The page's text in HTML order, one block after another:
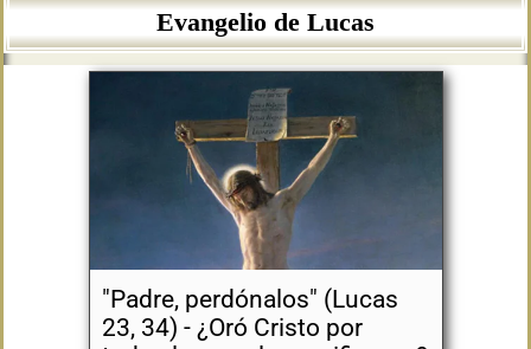
Evangelio de Lucas
"Padre, perdónalos" (Lucas
23, 34) - ¿Oró Cristo por